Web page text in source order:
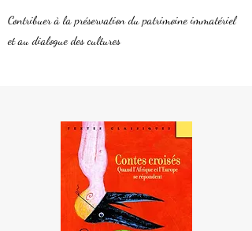
Contribuer à la préservation du patrimoine immatériel
et au dialogue des cultures